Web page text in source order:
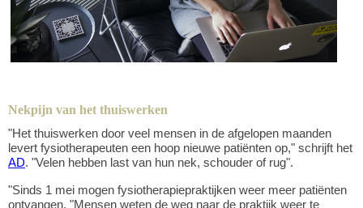
Nekpijn van het thuiswerken
"Het thuiswerken door veel mensen in de afgelopen maanden
levert fysiotherapeuten een hoop nieuwe patiënten op," schrijft het
AD. "Velen hebben last van hun nek, schouder of rug".
"Sinds 1 mei mogen fysiotherapiepraktijken weer meer patiënten
ontvangen. "Mensen weten de weg naar de praktijk weer te